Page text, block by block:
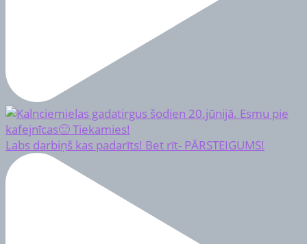
Labs darbiņš kas padarīts! Bet rīt- PĀRSTEIGUMS!